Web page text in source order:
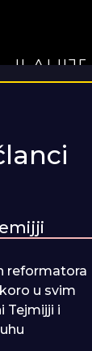
ILAHIJE
reformatora
u svim
Tejmijji i